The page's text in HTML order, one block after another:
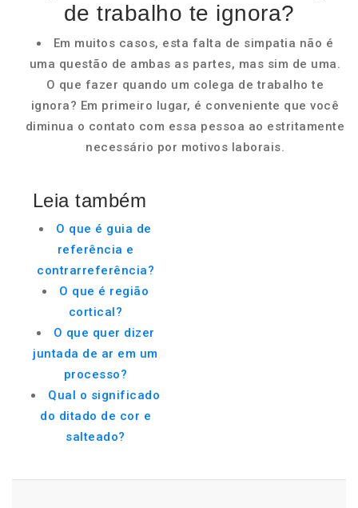
de trabalho te ignora?
Em muitos casos, esta falta de simpatia não é
uma questão de ambas as partes, mas sim de uma.
O que fazer quando um colega de trabalho te
ignora? Em primeiro lugar, é conveniente que você
diminua o contato com essa pessoa ao estritamente
necessário por motivos laborais.
Leia também
O que é guia de
referência e
contrarreferência?
O que é região
cortical?
O que quer dizer
juntada de ar em um
processo?
Qual o significado
do ditado de cor e
salteado?